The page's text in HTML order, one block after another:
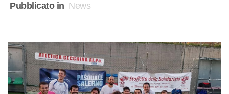
Pubblicato in News